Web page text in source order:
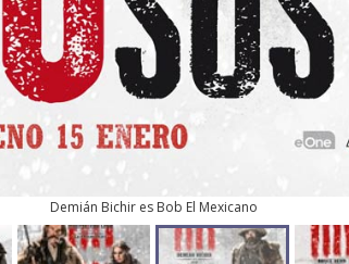
Demián Bichir es Bob El Mexicano